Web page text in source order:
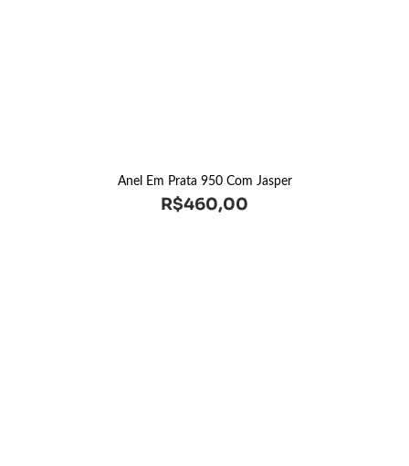
Anel Em Prata 950 Com Jasper
R$460,00